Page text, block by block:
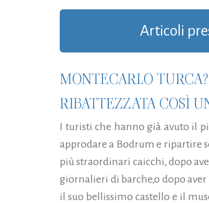
Articoli
MONTECARLO
RIBATTEZZATA COSÌ
I turisti che hanno già avuto il
approdare a Bodrum e ripartire
più straordinari caicchi, dopo
giornalieri di barche,o dopo aver
il suo bellissimo castello e il